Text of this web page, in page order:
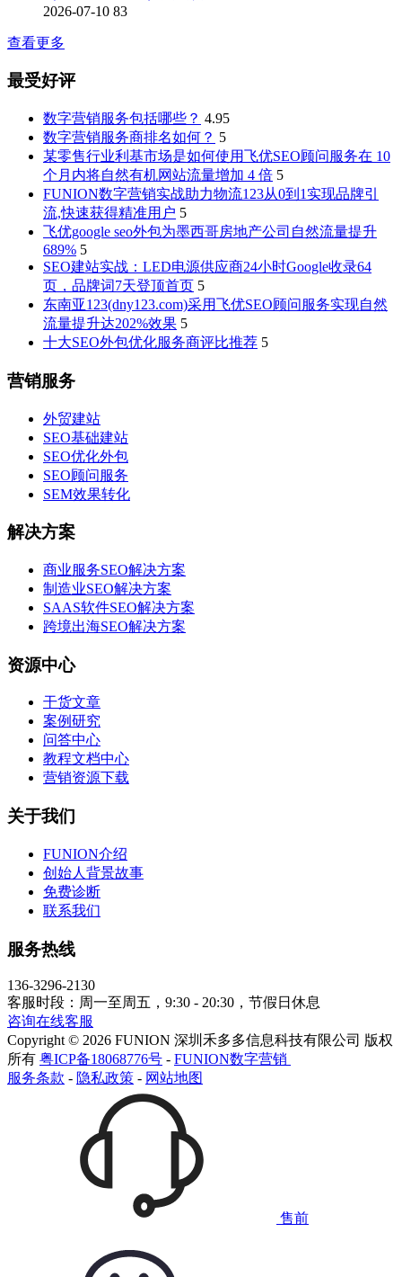
2026-07-10 83
查看更多
最受好评
数字营销服务包括哪些？ 4.95
数字营销服务商排名如何？ 5
某零售行业利基市场是如何使用飞优SEO顾问服务在 10
个月内将自然有机网站流量增加 4 倍 5
FUNION数字营销实战助力物流123从0到1实现品牌引
流,快速获得精准用户 5
飞优google seo外包为墨西哥房地产公司自然流量提升
689% 5
SEO建站实战：LED电源供应商24小时Google收录64
页，品牌词7天登顶首页 5
东南亚123(dny123.com)采用飞优SEO顾问服务实现自然
流量提升达202%效果 5
十大SEO外包优化服务商评比推荐 5
营销服务
外贸建站
SEO基础建站
SEO优化外包
SEO顾问服务
SEM效果转化
解决方案
商业服务SEO解决方案
制造业SEO解决方案
SAAS软件SEO解决方案
跨境出海SEO解决方案
资源中心
干货文章
案例研究
问答中心
教程文档中心
营销资源下载
关于我们
FUNION介绍
创始人背景故事
免费诊断
联系我们
服务热线
136-3296-2130
客服时段：周一至周五，9:30 - 20:30，节假日休息
咨询在线客服
Copyright © 2026 FUNION 深圳禾多多信息科技有限公司 版权
所有 粤ICP备18068776号 - FUNION数字营销
服务条款 - 隐私政策 - 网站地图
售前